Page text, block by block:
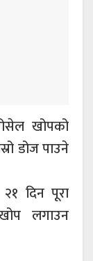
खोपको
डोज पाउने
दिन पूरा
लगाउन